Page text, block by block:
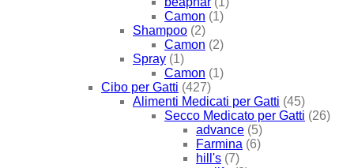
Camon (1)
Shampoo (2)
Camon (2)
Spray (1)
Camon (1)
Cibo per Gatti (427)
Alimenti Medicati per Gatti (45)
Secco Medicato per Gatti (26)
advance (5)
Farmina (6)
hill's (7)